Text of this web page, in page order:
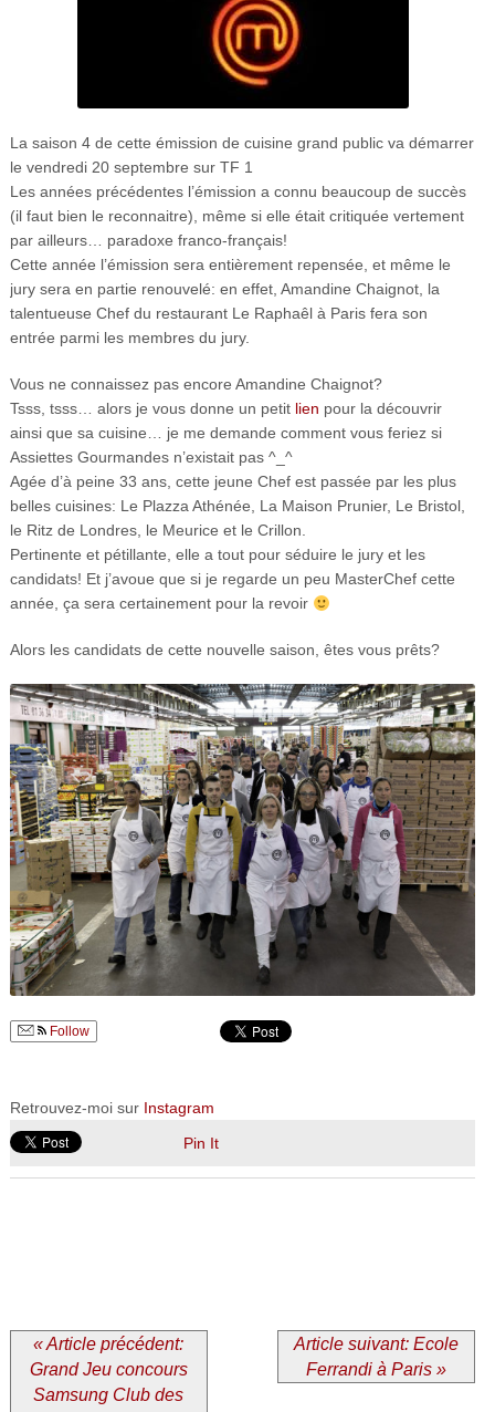
La saison 4 de cette émission de cuisine grand public va démarrer
le vendredi 20 septembre sur TF 1
Les années précédentes l’émission a connu beaucoup de succès
(il faut bien le reconnaitre), même si elle était critiquée vertement
par ailleurs… paradoxe franco-français!
Cette année l’émission sera entièrement repensée, et même le
jury sera en partie renouvelé: en effet, Amandine Chaignot, la
talentueuse Chef du restaurant Le Raphaêl à Paris fera son
entrée parmi les membres du jury.
Vous ne connaissez pas encore Amandine Chaignot?
Tsss, tsss… alors je vous donne un petitlien pour la découvrir
ainsi que sa cuisine… je me demande comment vous feriez si
Assiettes Gourmandes n’existait pas ^_^
Agée d’à peine 33 ans, cette jeune Chef est passée par les plus
belles cuisines: Le Plazza Athénée, La Maison Prunier, Le Bristol,
le Ritz de Londres, le Meurice et le Crillon.
Pertinente et pétillante, elle a tout pour séduire le jury et les
candidats! Et j’avoue que si je regarde un peu MasterChef cette
année, ça sera certainement pour la revoir
Alors les candidats de cette nouvelle saison, êtes vous prêts?
Follow
Retrouvez-moi sur Instagram
Pin It
« Article précédent:
Grand Jeu concours
Samsung Club des
Article suivant: Ecole
Ferrandi à Paris »